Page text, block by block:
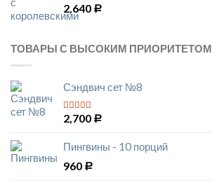
2,640 Р
ТОВАРЫ С ВЫСОКИМ ПРИОРИТЕТОМ
Сэндвич сет №8
5из 5
2,700 Р
Пингвины - 10 порций
960 Р